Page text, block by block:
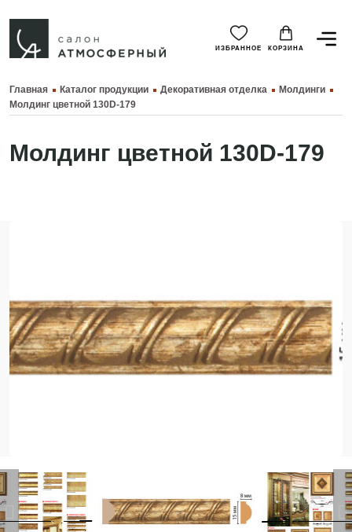
ИЗБРАННОЕ КОРЗИНА
Главная Каталог продукции Декоративная отделка
Молдинги
Молдинг цветной 130D-179
Молдинг цветной 130D-179